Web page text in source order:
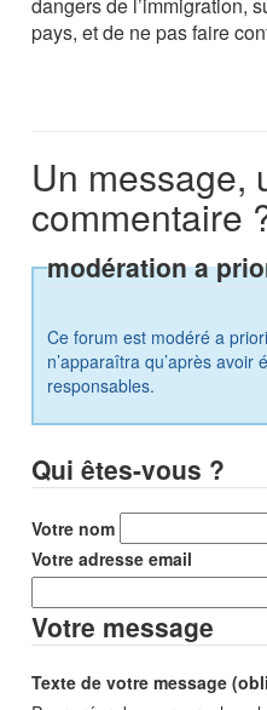
dangers de l’immigration,
pays, et de ne pas faire
Un message,
commentaire
modération a
Ce forum est modéré a
n’apparaîtra qu’après avoir
responsables.
Qui êtes-vous ?
Votre nom
Votre adresse email
Votre message
Texte de votre message